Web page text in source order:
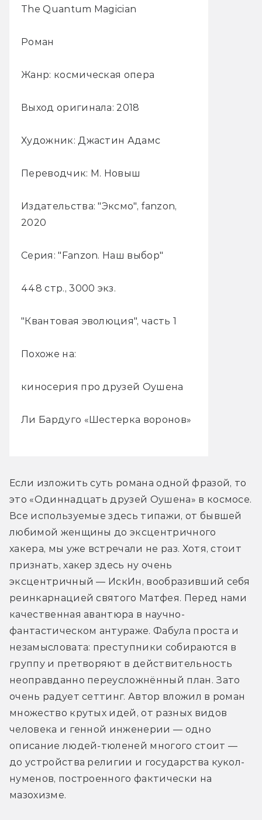
The Quantum Magician
Роман
Жанр: космическая опера
Выход оригинала: 2018
Художник: Джастин Адамс
Переводчик: М. Новыш
Издательства: "Эксмо", fanzon,
2020
Серия: "Fanzon. Наш выбор"
448 стр., 3000 экз.
"Квантовая эволюция", часть 1
Похоже на:
киносерия про друзей Оушена
Ли Бардуго «Шестерка воронов»
Если изложить суть романа одной фразой, то
это «Одиннадцать друзей Оушена» в космосе.
Все используемые здесь типажи, от бывшей
любимой женщины до эксцентричного
хакера, мы уже встречали не раз. Хотя, стоит
признать, хакер здесь ну очень
эксцентричный — ИскИн, вообразивший себя
реинкарнацией святого Матфея. Перед нами
качественная авантюра в научно-
фантастическом антураже. Фабула проста и
незамысловата: преступники собираются в
группу и претворяют в действительность
неоправданно переусложнённый план. Зато
очень радует сеттинг. Автор вложил в роман
множество крутых идей, от разных видов
человека и генной инженерии — одно
описание людей-тюленей многого стоит —
до устройства религии и государства кукол-
нуменов, построенного фактически на
мазохизме.